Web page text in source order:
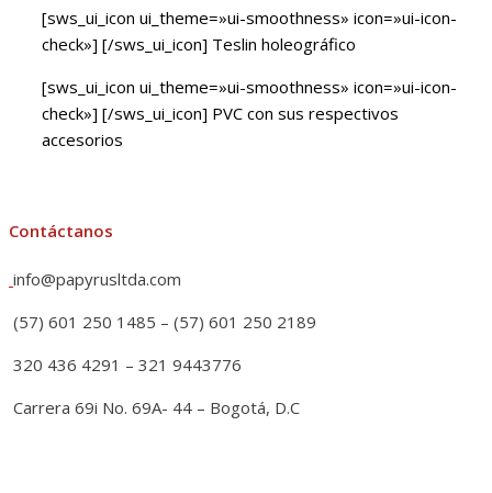
[sws_ui_icon ui_theme=»ui-smoothness» icon=»ui-icon-
check»] [/sws_ui_icon] Teslin holeográfico
[sws_ui_icon ui_theme=»ui-smoothness» icon=»ui-icon-
check»] [/sws_ui_icon] PVC con sus respectivos
accesorios
Contáctanos
info@papyrusltda.com
(57) 601 250 1485 – (57) 601 250 2189
320 436 4291 – 321 9443776
Carrera 69i No. 69A- 44 – Bogotá, D.C